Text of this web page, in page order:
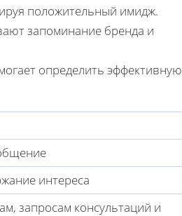
положительный имидж.
запоминание бренда и
определить эффективную
интереса
запросам консультаций и